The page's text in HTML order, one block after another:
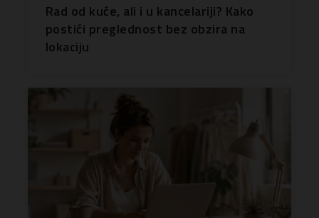
Rad od kuće, ali i u kancelariji? Kako
postići preglednost bez obzira na
lokaciju